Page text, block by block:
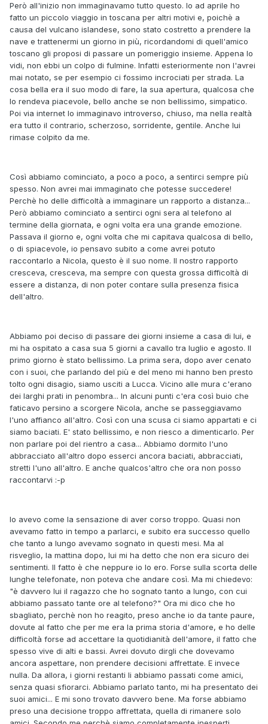
Però all'inizio non immaginavamo tutto questo. Io ad aprile ho
fatto un piccolo viaggio in toscana per altri motivi e, poichè a
causa del vulcano islandese, sono stato costretto a prendere la
nave e trattenermi un giorno in più, ricordandomi di quell'amico
toscano gli proposi di passare un pomeriggio insieme. Appena lo
vidi, non ebbi un colpo di fulmine. Infatti esteriormente non l'avrei
mai notato, se per esempio ci fossimo incrociati per strada. La
cosa bella era il suo modo di fare, la sua apertura, qualcosa che
lo rendeva piacevole, bello anche se non bellissimo, simpatico.
Poi via internet lo immaginavo introverso, chiuso, ma nella realtà
era tutto il contrario, scherzoso, sorridente, gentile. Anche lui
rimase colpito da me.
Così abbiamo cominciato, a poco a poco, a sentirci sempre più
spesso. Non avrei mai immaginato che potesse succedere!
Perchè ho delle difficoltà a immaginare un rapporto a distanza...
Però abbiamo cominciato a sentirci ogni sera al telefono al
termine della giornata, e ogni volta era una grande emozione.
Passava il giorno e, ogni volta che mi capitava qualcosa di bello,
o di spiacevole, io pensavo subito a come avrei potuto
raccontarlo a Nicola, questo è il suo nome. Il nostro rapporto
cresceva, cresceva, ma sempre con questa grossa difficoltà di
essere a distanza, di non poter contare sulla presenza fisica
dell'altro.
Abbiamo poi deciso di passare dei giorni insieme a casa di lui, e
mi ha ospitato a casa sua 5 giorni a cavallo tra luglio e agosto. Il
primo giorno è stato bellissimo. La prima sera, dopo aver cenato
con i suoi, che parlando del più e del meno mi hanno ben presto
tolto ogni disagio, siamo usciti a Lucca. Vicino alle mura c'erano
dei larghi prati in penombra... In alcuni punti c'era così buio che
faticavo persino a scorgere Nicola, anche se passeggiavamo
l'uno affianco all'altro. Così con una scusa ci siamo appartati e ci
siamo baciati. E' stato bellissimo, e non riesco a dimenticarlo. Per
non parlare poi del rientro a casa... Abbiamo dormito l'uno
abbracciato all'altro dopo esserci ancora baciati, abbracciati,
stretti l'uno all'altro. E anche qualcos'altro che ora non posso
raccontarvi :-p
Io avevo come la sensazione di aver corso troppo. Quasi non
avevamo fatto in tempo a parlarci, e subito era successo quello
che tanto a lungo avevamo sognato in questi mesi. Ma al
risveglio, la mattina dopo, lui mi ha detto che non era sicuro dei
sentimenti. Il fatto è che neppure io lo ero. Forse sulla scorta delle
lunghe telefonate, non poteva che andare così. Ma mi chiedevo:
"è davvero lui il ragazzo che ho sognato tanto a lungo, con cui
abbiamo passato tante ore al telefono?" Ora mi dico che ho
sbagliato, perchè non ho reagito, preso anche io da tante paure,
dovute al fatto che per me era la prima storia d'amore, e ho delle
difficoltà forse ad accettare la quotidianità dell'amore, il fatto che
spesso vive di alti e bassi. Avrei dovuto dirgli che dovevamo
ancora aspettare, non prendere decisioni affrettate. E invece
nulla. Da allora, i giorni restanti li abbiamo passati come amici,
senza quasi sfiorarci. Abbiamo parlato tanto, mi ha presentato dei
suoi amici... E mi sono trovato davvero bene. Ma forse abbiamo
preso una decisione troppo affrettata, quella di rimanere solo